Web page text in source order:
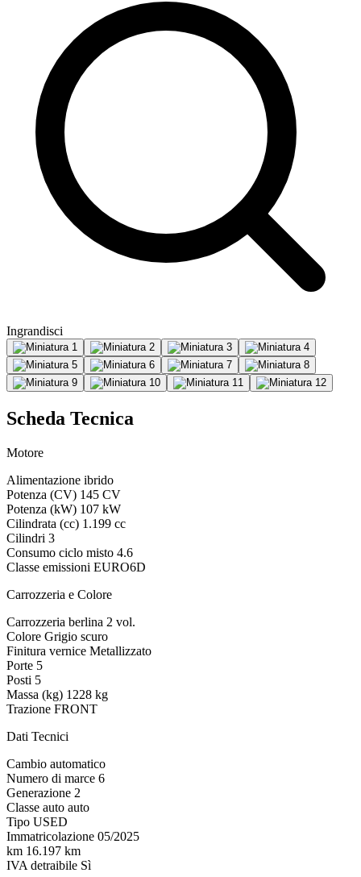
Ingrandisci
Scheda Tecnica
Motore
Alimentazione ibrido
Potenza (CV) 145 CV
Potenza (kW) 107 kW
Cilindrata (cc) 1.199 cc
Cilindri 3
Consumo ciclo misto 4.6
Classe emissioni EURO6D
Carrozzeria e Colore
Carrozzeria berlina 2 vol.
Colore Grigio scuro
Finitura vernice Metallizzato
Porte 5
Posti 5
Massa (kg) 1228 kg
Trazione FRONT
Dati Tecnici
Cambio automatico
Numero di marce 6
Generazione 2
Classe auto auto
Tipo USED
Immatricolazione 05/2025
km 16.197 km
IVA detraibile Sì